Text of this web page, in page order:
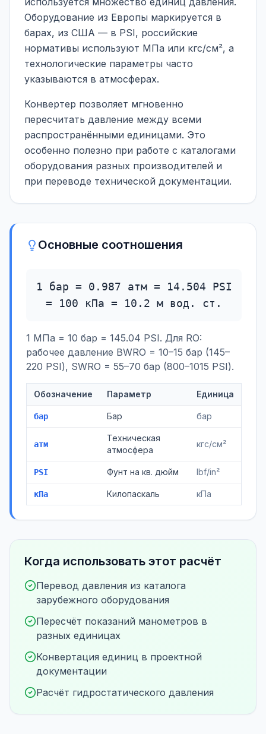
Оборудование из Европы маркируется в
барах, из США — в PSI, российские
нормативы используют МПа или кгс/см², а
технологические параметры часто
указываются в атмосферах.
Конвертер позволяет мгновенно
пересчитать давление между всеми
распространёнными единицами. Это
особенно полезно при работе с каталогами
оборудования разных производителей и
при переводе технической документации.
Основные соотношения
1 бар = 0.987 атм = 14.504 PSI
= 100 кПа = 10.2 м вод. ст.
1 МПа = 10 бар = 145.04 PSI. Для RO:
рабочее давление BWRO = 10–15 бар (145–
220 PSI), SWRO = 55–70 бар (800–1015 PSI).
Обозначение Параметр Единица
бар Бар бар
атм
Техническая
атмосфера
кгс/см²
PSI Фунт на кв. дюйм lbf/in²
кПа Килопаскаль кПа
Когда использовать этот расчёт
Перевод давления из каталога
зарубежного оборудования
Пересчёт показаний манометров в
разных единицах
Конвертация единиц в проектной
документации
Расчёт гидростатического давления